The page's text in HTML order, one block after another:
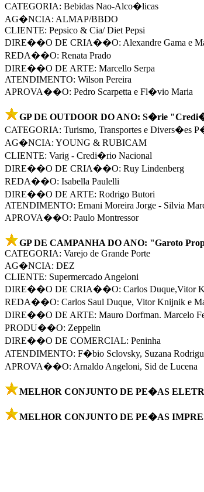
CATEGORIA: Bebidas Nao-Alco�licas
AG�NCIA: ALMAP/BBDO
CLIENTE: Pepsico & Cia/ Diet Pepsi
DIRE��O DE CRIA��O: Alexandre Gama e
REDA��O: Renata Prado
DIRE��O DE ARTE: Marcello Serpa
ATENDIMENTO: Wilson Pereira
APROVA��O: Pedro Scarpetta e Fl�vio Maria
GP DE OUTDOOR DO ANO: S�rie
CATEGORIA: Turismo, Transportes e Divers�es
AG�NCIA: YOUNG & RUBICAM
CLIENTE: Varig - Credi�rio Nacional
DIRE��O DE CRIA��O: Ruy Lindenberg
REDA��O: Isabella Paulelli
DIRE��O DE ARTE: Rodrigo Butori
ATENDIMENTO: Ernani Moreira Jorge - Silvia
APROVA��O: Paulo Montressor
GP DE CAMPANHA DO ANO: "Garoto
CATEGORIA: Varejo de Grande Porte
AG�NCIA: DEZ
CLIENTE: Supermercado Angeloni
DIRE��O DE CRIA��O: Carlos Duque,Vitor
REDA��O: Carlos Saul Duque, Vitor Knijnik e
DIRE��O DE ARTE: Mauro Dorfman. Marcelo
PRODU��O: Zeppelin
DIRE��O DE COMERCIAL: Peninha
ATENDIMENTO: F�bio Sclovsky, Suzana
APROVA��O: Arnaldo Angeloni, Sid de Lucena
MELHOR CONJUNTO DE PE�AS
MELHOR CONJUNTO DE PE�AS